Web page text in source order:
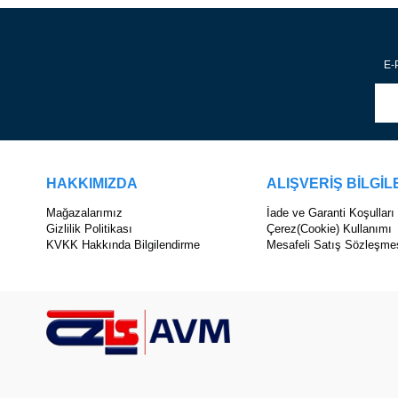
HAKKIMIZDA
Mağazalarımız
Gizlilik Politikası
KVKK Hakkında Bilgilendirme
ALIŞVERİŞ
İade ve Garanti Koşulları
Çerez(Cookie) Kullanımı
Mesafeli Satış